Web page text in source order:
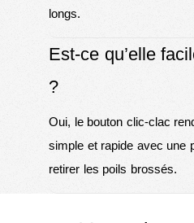
longs.
Est-ce qu’elle
?
Oui, le bouton clic-clac
simple et rapide avec une
retirer les poils brossés.